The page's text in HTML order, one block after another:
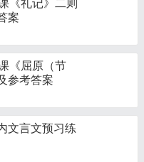
案
《屈原（节
参考答案
文言文预习练